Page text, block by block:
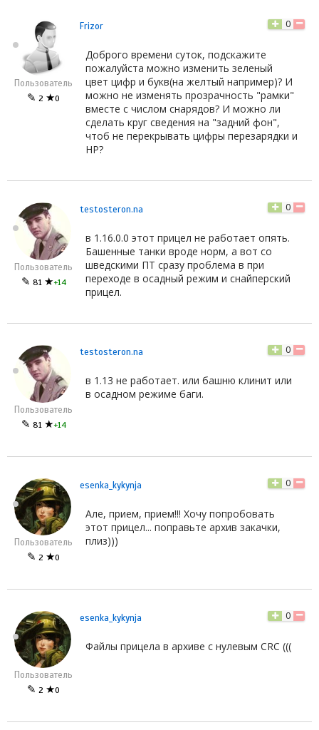
Пользователь
✎ 2 ★0
Frizor 0
Доброго времени суток, подскажите
пожалуйста можно изменить зеленый
цвет цифр и букв(на желтый например)? И
можно не изменять прозрачность "рамки"
вместе с числом снарядов? И можно ли
сделать круг сведения на "задний фон",
чтоб не перекрывать цифры перезарядки и
HP?
Пользователь
✎ 81 ★+14
testosteron.na 0
в 1.16.0.0 этот прицел не работает опять.
Башенные танки вроде норм, а вот со
шведскими ПТ сразу проблема в при
переходе в осадный режим и снайперский
прицел.
Пользователь
✎ 81 ★+14
testosteron.na 0
в 1.13 не работает. или башню клинит или
в осадном режиме баги.
Пользователь
✎ 2 ★0
esenka_kykynja 0
Але, прием, прием!!! Хочу попробовать
этот прицел... поправьте архив закачки,
плиз)))
Пользователь
✎ 2 ★0
esenka_kykynja 0
Файлы прицела в архиве с нулевым CRC (((